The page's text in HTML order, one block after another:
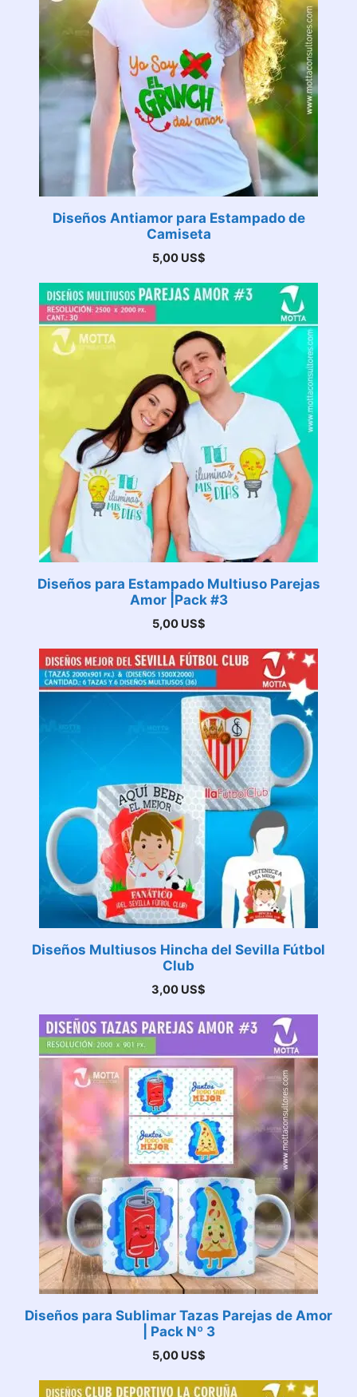
Diseños Antiamor para Estampado de
Camiseta
5,00 US$
Diseños para Estampado Multiuso Parejas
Amor |Pack #3
5,00 US$
Diseños Multiusos Hincha del Sevilla Fútbol
Club
3,00 US$
Diseños para Sublimar Tazas Parejas de Amor
| Pack Nº 3
5,00 US$